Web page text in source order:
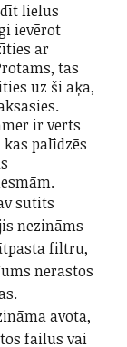
lielus
ievērot
ar
tas
uz šī āķa,
ir vērts
palīdzēs
sūtīts
nezināms
filtru,
nerastos
avota,
failus vai